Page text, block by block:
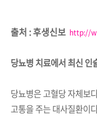
출처 : 후생신보 http://
당뇨병 치료에서 최신 인
당뇨병은 고혈당 자체보
고통을 주는 대사질환이